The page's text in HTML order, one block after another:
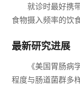
就诊时最好携
食物摄入频率的饮
最新研究进展
《美国胃肠病
程度与肠道菌群多